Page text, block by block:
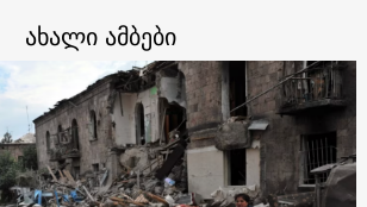
ახალი ამბები